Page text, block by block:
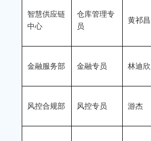
智慧供应链
中心
仓库管理专
员
黄祁昌
金融服务部 金融专员 林迪欣
风控合规部 风控专员 游杰